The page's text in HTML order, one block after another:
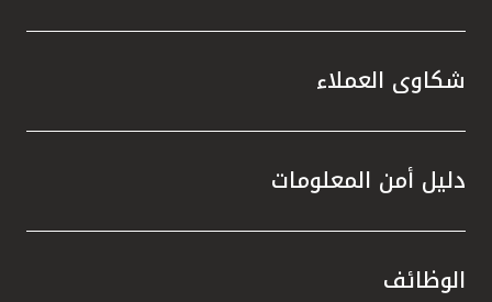
شكاوى العملاء
دليل أمن المعلومات
الوظائف